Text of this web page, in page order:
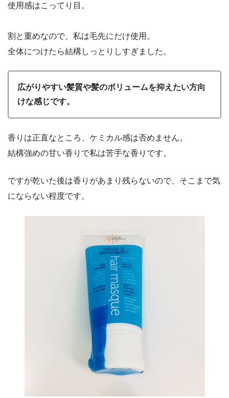
使用感はこってり目。
割と重めなので、私は毛先にだけ使用。
全体につけたら結構しっとりしすぎました。
広がりやすい髪質や髪のボリュームを抑えたい方向
けな感じです。
香りは正直なところ、ケミカル感は否めません。
結構強めの甘い香りで私は苦手な香りです。
ですが乾いた後は香りがあまり残らないので、そこまで気
にならない程度です。